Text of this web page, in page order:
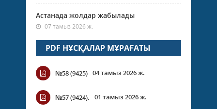
Астанада жолдар жабылады
07 тамыз 2026 ж.
PDF НҰСҚАЛАР МҰРАҒАТЫ
№58 (9425) 04 тамыз 2026 ж.
№57 (9424). 01 тамыз 2026 ж.